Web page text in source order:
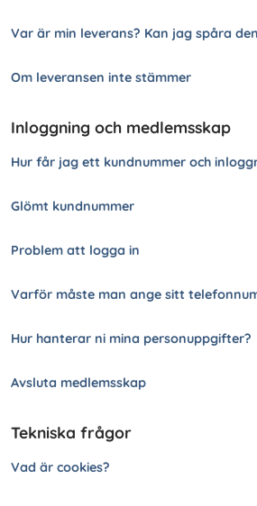
Var är min leverans? Kan jag spåra
Om leveransen inte stämmer
Inloggning och medlemsskap
Hur får jag ett kundnummer och
Glömt kundnummer
Problem att logga in
Varför måste man ange sitt
Hur hanterar ni mina personuppgifter?
Avsluta medlemsskap
Tekniska frågor
Vad är cookies?